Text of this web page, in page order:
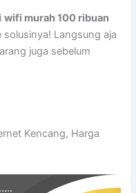
wifi murah 100 ribuan
Langsung aja
juga sebelum
Kencang, Harga